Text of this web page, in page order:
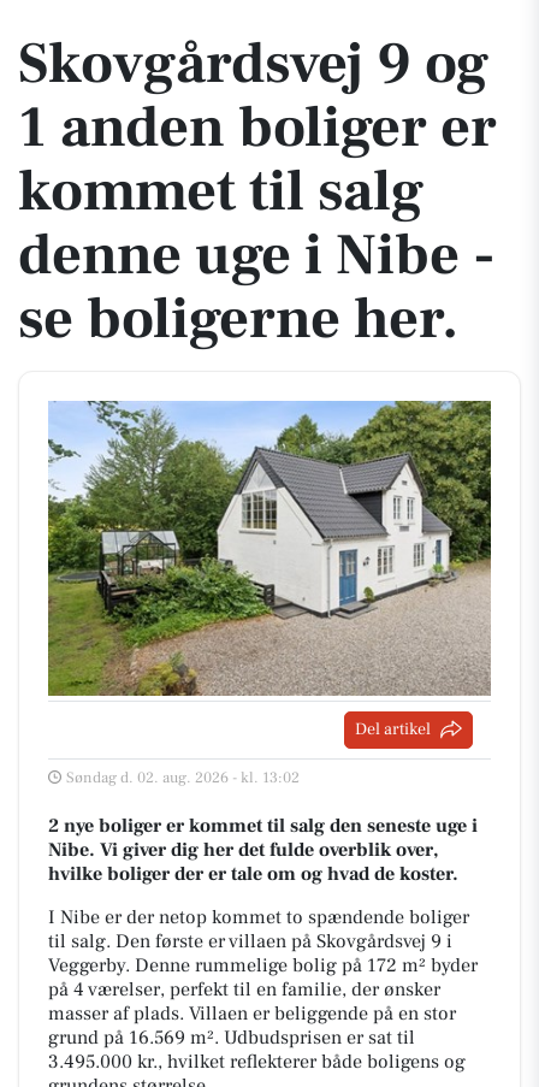
Skovgårdsvej 9 og
1 anden boliger er
kommet til salg
denne uge i Nibe -
se boligerne her.
Del artikel
Søndag d. 02. aug. 2026 - kl. 13:02
2 nye boliger er kommet til salg den seneste uge i
Nibe. Vi giver dig her det fulde overblik over,
hvilke boliger der er tale om og hvad de koster.
I Nibe er der netop kommet to spændende boliger
til salg. Den første er villaen på Skovgårdsvej 9 i
Veggerby. Denne rummelige bolig på 172 m² byder
på 4 værelser, perfekt til en familie, der ønsker
masser af plads. Villaen er beliggende på en stor
grund på 16.569 m². Udbudsprisen er sat til
3.495.000 kr., hvilket reflekterer både boligens og